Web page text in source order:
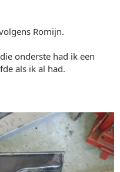
Romijn.
onderste had ik een
als ik al had.